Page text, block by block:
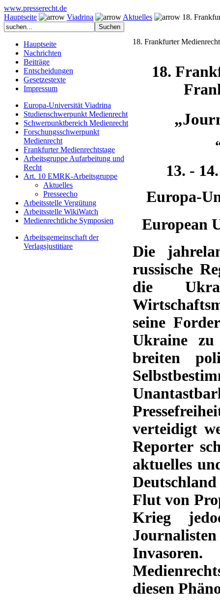
www.presserecht.de
Hauptseite
Viadrina Aktuelles 18.
Hauptseite
Nachrichten
Beiträge
Entscheidungen
Gesetzestexte
Impressum
Europa-Universität Viadrina
Studienschwerpunkt Medienrecht
Schwerpunktbereich Medienrecht
Forschungsschwerpunkt
Medienrecht
Frankfurter Medienrechtstage
Arbeitsgruppe Aufarbeitung und
Recht
Art. 10 EMRK-Arbeitsgruppe
Aktuelles
Presseecho
Arbeitsstelle Vergütung
Arbeitsstelle WikiWatch
Medienrechtliche Symposien
Arbeitsgemeinschaft der
Verlagsjustitiare
18. Frankfurter
18.
13. -
Europa-
European
Die
russische
die
seine
Ukraine
breiten
verteidigt
Reporter
aktuelles
Flut von
Krieg
Journalisten
diesen